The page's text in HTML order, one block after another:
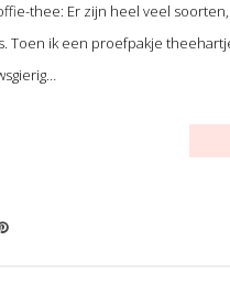
thee: Er zijn heel veel
Toen ik een proefpakje